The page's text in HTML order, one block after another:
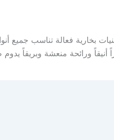
بخارية فعالة تناسب جميع
ورائحة منعشة وبريقاً